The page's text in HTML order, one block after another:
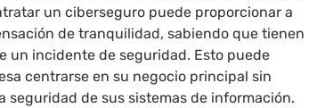
un ciberseguro puede proporcionar a
de tranquilidad, sabiendo que tienen
un incidente de seguridad. Esto puede
centrarse en su negocio principal sin
seguridad de sus sistemas de información.